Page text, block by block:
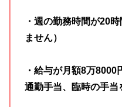
・週の勤務時間が20
ません）
・給与が月額8万
通勤手当、臨時の手当